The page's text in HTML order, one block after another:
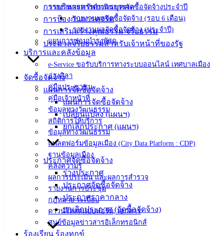
รายงานผลการดำเนินการจัดซื้อจัดจ้างประจำปี
รายงานผลจัดซื้อจัดจ้าง (รอบ 6 เดือน)
รายงานผลจัดซื้อจัดจ้าง (ประจำปี)
แผนการซ่อมบำรุงพัสดุ
บริการและคลังข้อมูล
e-Service ขอรับบริการทางระบบออนไลน์ เทศบาลเมือง
อ่างศิลา
คู่มือประชาชน
คู่มือเจ้าหน้าที่
ข้อมูลทางวัฒนธรรม
สถิติการให้บริการ
ข้อมูลทางวัฒนธรรม
แพลตฟอร์มข้อมูลเมือง (City Data Platform : CDP)
ฐานข้อมูลเมือง
คลังความรู้
ผลการประเมิน และผลการสำรวจ
รายงานการประชุม
กฎหมาย ระเบียบ
ดาวน์โหลดแบบฟอร์ม, เอกสาร
ศูนย์ข้อมูลข่าวสารอิเล็กทรอนิกส์
ร้องเรียน ร้องทุกข์
การบริหารทรัพยากรบุคคล
การป้องกันการทุจริต
การเสริมสร้างคุณธรรม จริยธรรม
ประมวลจริยธรรมสำหรับเจ้าหน้าที่ของรัฐ
จัดซื้อจัดจ้าง
แผนการจัดซื้อจัดจ้าง
แผนการจัดซื้อจัดจ้าง
เปลี่ยนแปลง (แผนฯ)
ยกเลิกประกาศ (แผนฯ)
ประกาศจัดซื้อจัดจ้าง
ร่างประกาศ
ประกาศจัดซื้อจัดจ้าง
ประกาศราคากลาง
ยกเลิกประกาศ (จัดซื้อจัดจ้าง)
สงวนลิขสิทธิ์ © 2563 เทศบาลเมืองอ่างศิลา จังหวัดชลบุรี |
angsilacity.go.th | Powered byBuuscript
×